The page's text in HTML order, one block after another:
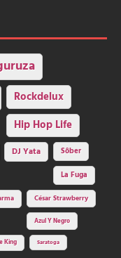
Rockdelux
Hip Hop Life
DJ Yata
Sôber
La Fuga
César Strawberry
Azul Y Negro
King Saratoga